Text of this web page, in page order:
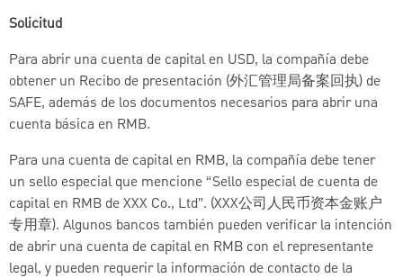
Solicitud
Para abrir una cuenta de capital en USD, la compañía debe
obtener un Recibo de presentación (外汇管理局备案回执) de
SAFE, además de los documentos necesarios para abrir una
cuenta básica en RMB.
Para una cuenta de capital en RMB, la compañía debe tener
un sello especial que mencione “Sello especial de cuenta de
capital en RMB de XXX Co., Ltd”. (XXX公司人民币资本金账户
专用章). Algunos bancos también pueden verificar la intención
de abrir una cuenta de capital en RMB con el representante
legal, y pueden requerir la información de contacto de la